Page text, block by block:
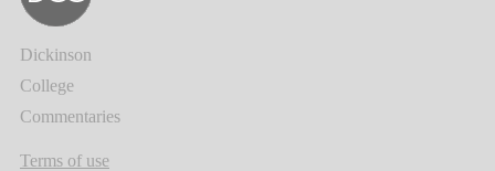
Dickinson
College
Commentaries
Terms of use